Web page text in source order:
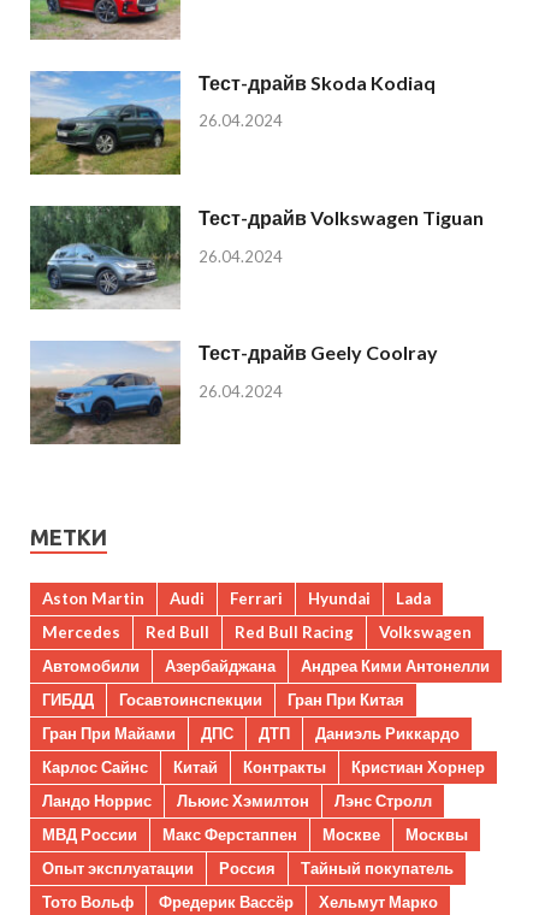
Тест-драйв Skoda Kodiaq
26.04.2024
Тест-драйв Volkswagen Tiguan
26.04.2024
Тест-драйв Geely Coolray
26.04.2024
МЕТКИ
Aston Martin Audi Ferrari Hyundai
Lada
Mercedes
Red Bull Red Bull Racing
Volkswagen
Автомобили
Азербайджана
Андреа Кими Антонелли
ГИБДД
Госавтоинспекции
Гран При Китая
Гран При Майами
ДПС ДТП
Даниэль Риккардо
Карлос Сайнс
Китай Контракты
Кристиан Хорнер
Ландо Норрис
Льюис Хэмилтон
Лэнс Стролл
МВД России
Макс Ферстаппен Москве
Москвы
Опыт эксплуатации
Россия
Тайный покупатель
Тото Вольф
Фредерик Вассёр
Хельмут Марко